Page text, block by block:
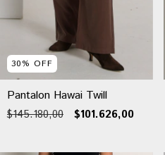
30% OFF
Pantalon Hawai Twill
$145.180,00 $101.626,00